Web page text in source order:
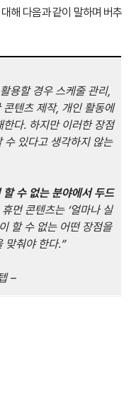
해 다음과 같이 말하며 버추
용할 경우 스케줄 관리,
콘텐츠 제작, 개인 활동에
다. 하지만 이러한 장점
수 있다고 생각하지 않는
수 없는 분야에서 두드
먼 콘텐츠는 ‘얼마나 실
할 수 없는 어떤 장점을
맞춰야 한다.”
–